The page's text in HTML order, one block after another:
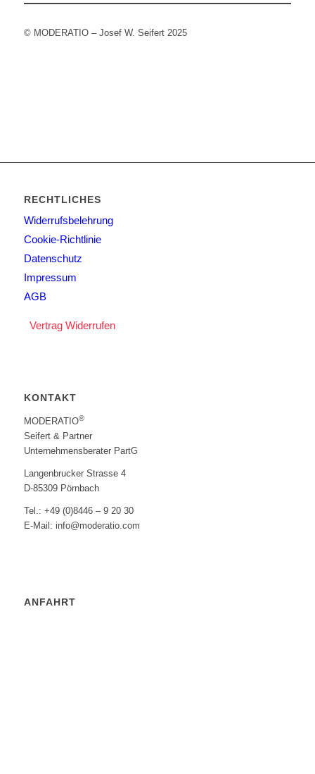
© MODERATIO – Josef W. Seifert 2025
RECHTLICHES
Widerrufsbelehrung
Cookie-Richtlinie
Datenschutz
Impressum
AGB
Vertrag Widerrufen
KONTAKT
MODERATIO®
Seifert & Partner
Unternehmensberater PartG
Langenbrucker Strasse 4
D-85309 Pörnbach
Tel.: +49 (0)8446 – 9 20 30
E-Mail: info@moderatio.com
ANFAHRT